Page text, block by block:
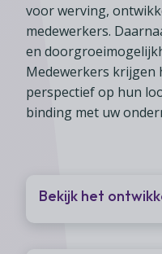
In English
Agenda
voor werving,
medewerkers.
en
Medewerkers krijgen
perspectief op hun
binding met uw
Bekijk het